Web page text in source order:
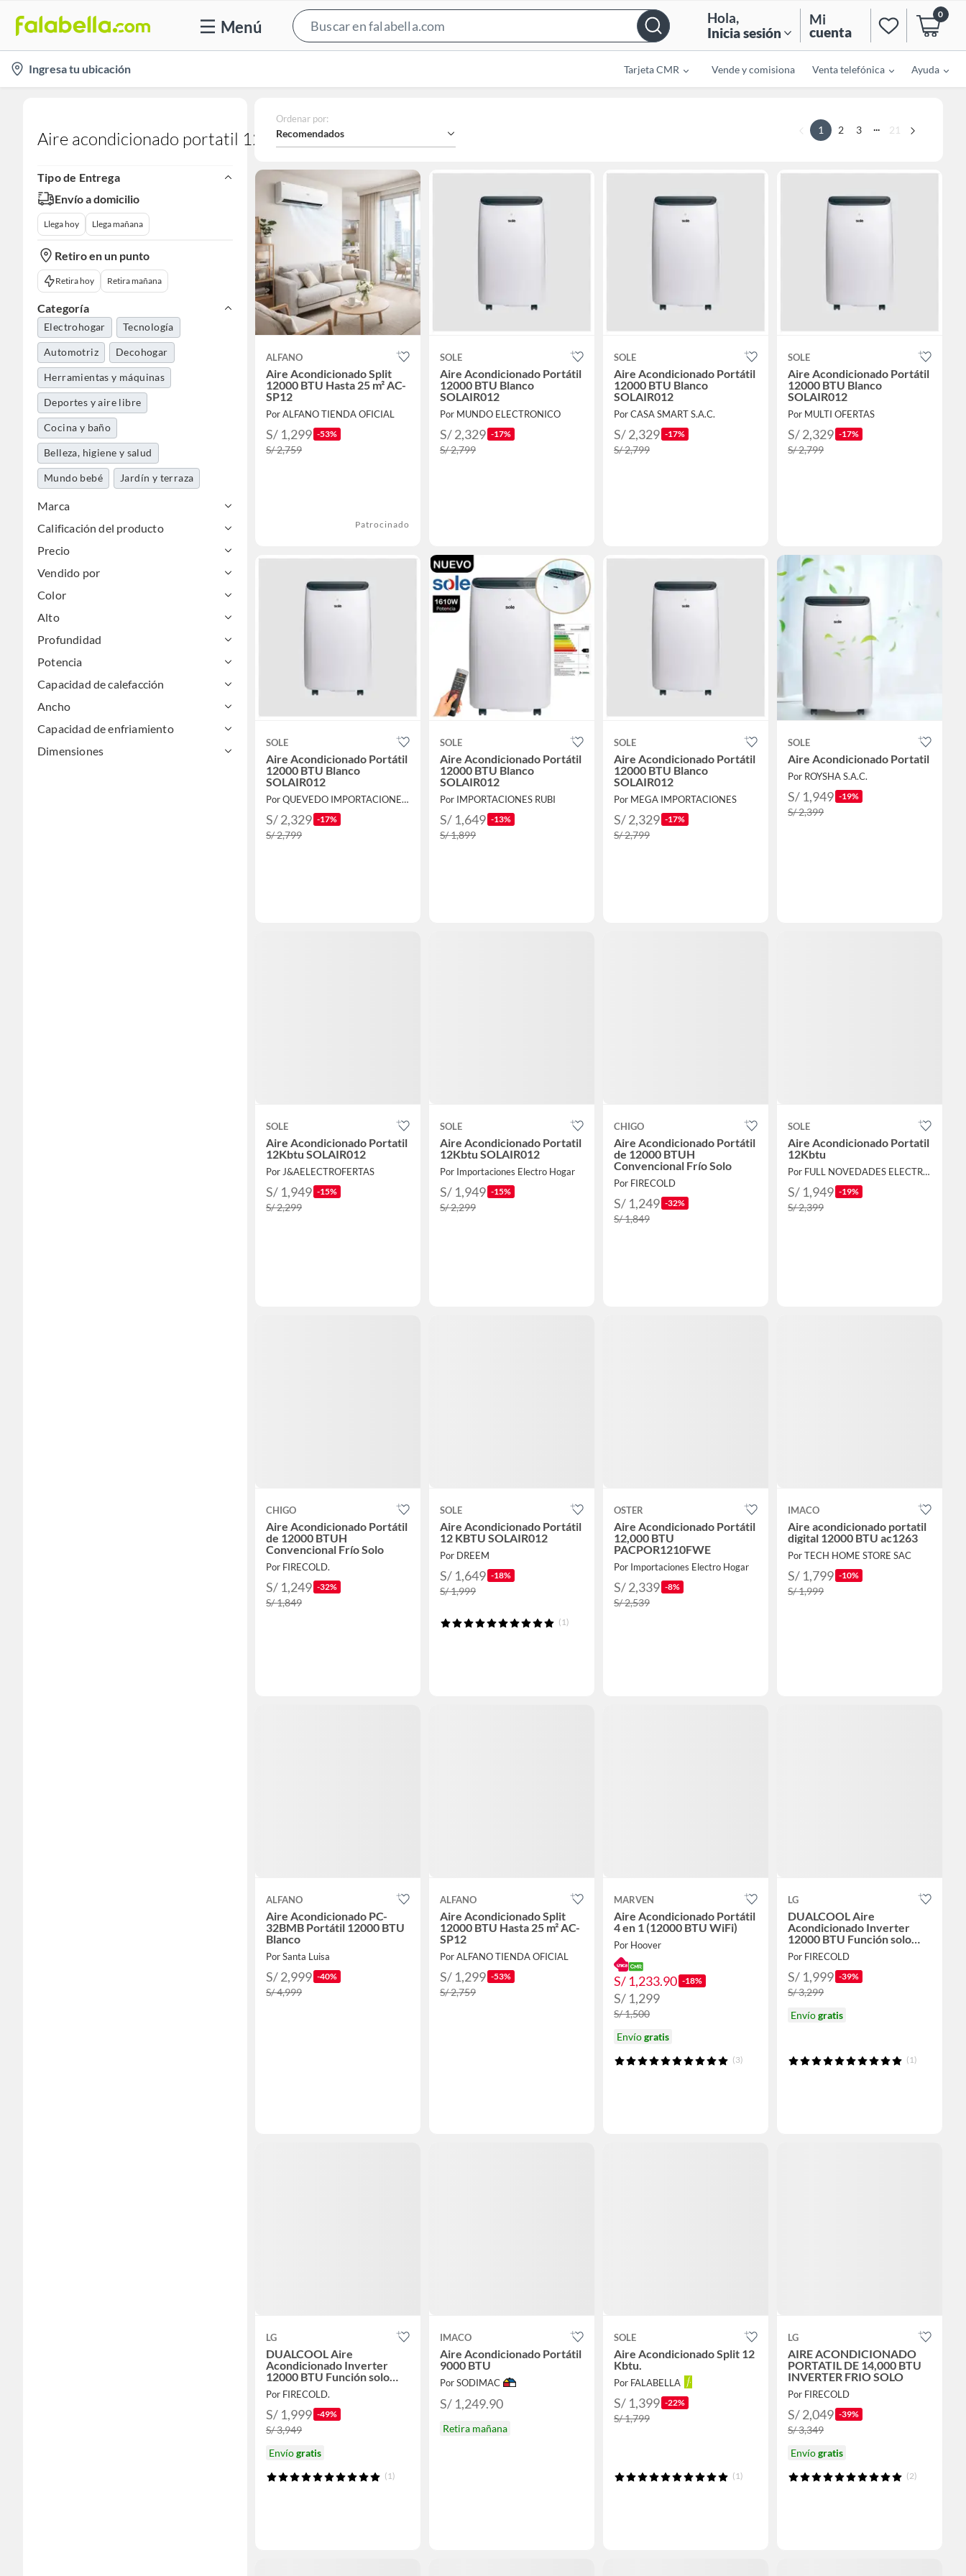
Menú
Bar
Hola,
Inicia sesión
Mi
cuenta
0
location-
icon
Ingresa tu ubicación Tarjeta CMR Vende y comisiona Venta telefónica Ayuda
Aire acondicionado portatil 12000 btu
Tipo de Entrega
Envío a domicilio
Llega hoy Llega mañana
Retiro en un punto
Retira hoy Retira mañana
Categoría
Electrohogar Tecnología
Automotriz Decohogar
Herramientas y máquinas
Deportes y aire libre
Cocina y baño
Belleza, higiene y salud
Mundo bebé Jardín y terraza
Ferretería
Muebles y organización
Dormitorio
Marca
Calificación del producto
Precio
Vendido por
Color
Alto
Profundidad
Potencia
Capacidad de calefacción
Ancho
Capacidad de enfriamiento
Dimensiones
Ordenar por:
Recomendados 1 2 3 ... 21
ALFANO
Aire Acondicionado Split
12000 BTU Hasta 25 m² AC-
SP12
Por ALFANO TIENDA OFICIAL
S/ 1,299 -53%
S/ 2,759
Patrocinado
SOLE
Aire Acondicionado Portátil
12000 BTU Blanco
SOLAIR012
Por MUNDO ELECTRONICO
S/ 2,329 -17%
S/ 2,799
SOLE
Aire Acondicionado Portátil
12000 BTU Blanco
SOLAIR012
Por CASA SMART S.A.C.
S/ 2,329 -17%
S/ 2,799
SOLE
Aire Acondicionado Portátil
12000 BTU Blanco
SOLAIR012
Por MULTI OFERTAS
S/ 2,329 -17%
S/ 2,799
SOLE
Aire Acondicionado Portátil
12000 BTU Blanco
SOLAIR012
Por QUEVEDO IMPORTACIONES S.A.C.
S/ 2,329 -17%
S/ 2,799
SOLE
Aire Acondicionado Portátil
12000 BTU Blanco
SOLAIR012
Por IMPORTACIONES RUBI
S/ 1,649 -13%
S/ 1,899
SOLE
Aire Acondicionado Portátil
12000 BTU Blanco
SOLAIR012
Por MEGA IMPORTACIONES
S/ 2,329 -17%
S/ 2,799
SOLE
Aire Acondicionado Portatil
Por ROYSHA S.A.C.
S/ 1,949 -19%
S/ 2,399
SOLE
Aire Acondicionado Portatil
12Kbtu SOLAIR012
Por J&AELECTROFERTAS
S/ 1,949 -15%
S/ 2,299
SOLE
Aire Acondicionado Portatil
12Kbtu SOLAIR012
Por Importaciones Electro Hogar
S/ 1,949 -15%
S/ 2,299
CHIGO
Aire Acondicionado Portátil
de 12000 BTUH
Convencional Frío Solo
Por FIRECOLD
S/ 1,249 -32%
S/ 1,849
SOLE
Aire Acondicionado Portatil
12Kbtu
Por FULL NOVEDADES ELECTROHOGAR E.I.R.L.
S/ 1,949 -19%
S/ 2,399
CHIGO
Aire Acondicionado Portátil
de 12000 BTUH
Convencional Frío Solo
Por FIRECOLD.
S/ 1,249 -32%
S/ 1,849
SOLE
Aire Acondicionado Portátil
12 KBTU SOLAIR012
Por DREEM
S/ 1,649 -18%
S/ 1,999
(1)
OSTER
Aire Acondicionado Portátil
12,000 BTU
PACPOR1210FWE
Por Importaciones Electro Hogar
S/ 2,339 -8%
S/ 2,539
IMACO
Aire acondicionado portatil
digital 12000 BTU ac1263
Por TECH HOME STORE SAC
S/ 1,799 -10%
S/ 1,999
ALFANO
Aire Acondicionado PC-
32BMB Portátil 12000 BTU
Blanco
Por Santa Luisa
S/ 2,999 -40%
S/ 4,999
ALFANO
Aire Acondicionado Split
12000 BTU Hasta 25 m² AC-
SP12
Por ALFANO TIENDA OFICIAL
S/ 1,299 -53%
S/ 2,759
MARVEN
Aire Acondicionado Portátil
4 en 1 (12000 BTU WiFi)
Por Hoover
S/ 1,233.90 -18%
S/ 1,299
S/ 1,500
Envíogratis
(3)
LG
DUALCOOL Aire
Acondicionado Inverter
12000 BTU Función solo
frío
Por FIRECOLD
S/ 1,999 -39%
S/ 3,299
Envíogratis
(1)
LG
DUALCOOL Aire
Acondicionado Inverter
12000 BTU Función solo
frío
Por FIRECOLD.
S/ 1,999 -49%
S/ 3,949
Envíogratis
(1)
IMACO
Aire Acondicionado Portátil
9000 BTU
Por SODIMAC
S/ 1,249.90
Retira mañana
SOLE
Aire Acondicionado Split 12
Kbtu.
Por FALABELLA
S/ 1,399 -22%
S/ 1,799
(1)
LG
AIRE ACONDICIONADO
PORTATIL DE 14,000 BTU
INVERTER FRIO SOLO
Por FIRECOLD
S/ 2,049 -39%
S/ 3,349
Envíogratis
(2)